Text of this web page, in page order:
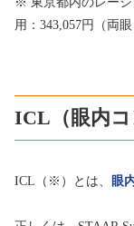
用：343,057円（両
ICL（眼内
ICL（※）とは、 眼